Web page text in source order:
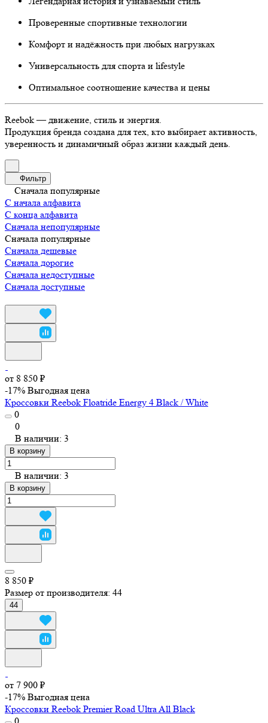
Проверенные спортивные технологии
Комфорт и надёжность при любых нагрузках
Универсальность для спорта и lifestyle
Оптимальное соотношение качества и цены
Reebok — движение, стиль и энергия.
Продукция бренда создана для тех, кто выбирает активность,
уверенность и динамичный образ жизни каждый день.
Фильтр
Сначала популярные
С начала алфавита
С конца алфавита
Сначала непопулярные
Сначала популярные
Сначала дешевые
Сначала дорогие
Сначала недоступные
Сначала доступные
от 8 850 ₽
-17% Выгодная цена
Кроссовки Reebok Floatride Energy 4 Black / White
0
0
В наличии: 3
В корзину
В наличии: 3
В корзину
8 850 ₽
Размер от производителя: 44
44
от 7 900 ₽
-17% Выгодная цена
Кроссовки Reebok Premier Road Ultra All Black